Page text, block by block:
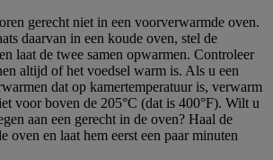
gerecht niet in een voorverwarmde oven.
daarvan in een koude oven, stel de
laat de twee samen opwarmen. Controleer
altijd of het voedsel warm is. Als u een
dat op kamertemperatuur is, verwarm
voor boven de 205°C (dat is 400°F). Wilt u
aan een gerecht in de oven? Haal de
oven en laat hem eerst een paar minuten